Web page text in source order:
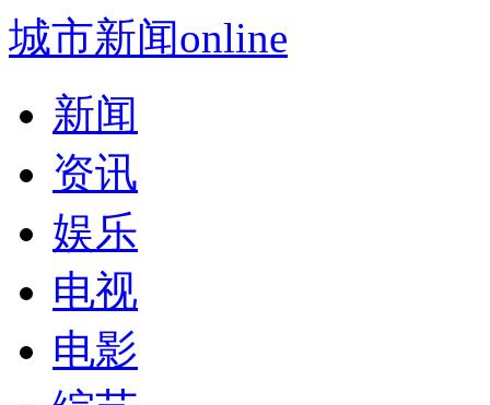
城市新闻online
新闻
资讯
娱乐
电视
电影